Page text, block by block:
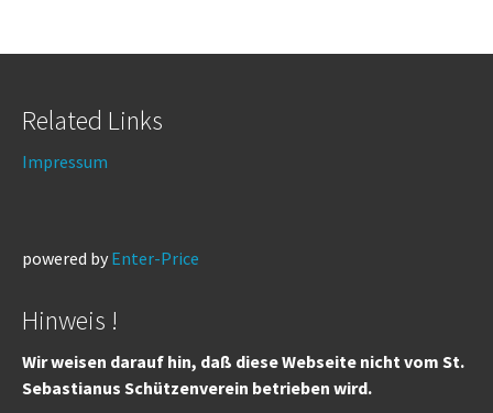
Related Links
Impressum
powered by Enter-Price
Hinweis !
Wir weisen darauf hin, daß diese Webseite nicht vom St.
Sebastianus Schützenverein betrieben wird.